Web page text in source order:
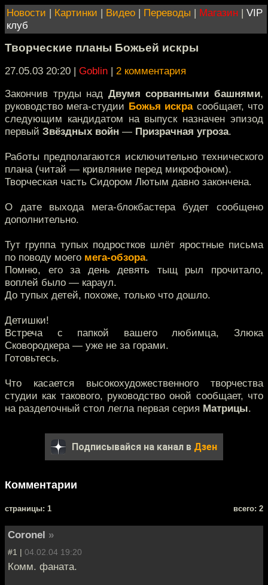
Новости | Картинки | Видео | Переводы | Магазин | VIP
клуб
Творческие планы Божьей искры
27.05.03 20:20 | Goblin | 2 комментария
Закончив труды над Двумя сорванными башнями,
руководство мега-студии Божья искрасообщает, что
следующим кандидатом на выпуск назначен эпизод
первый Звёздных войн — Призрачная угроза.
Работы предполагаются исключительно технического
плана (читай — кривляние перед микрофоном).
Творческая часть Сидором Лютым давно закончена.
О дате выхода мега-блокбастера будет сообщено
дополнительно.
Тут группа тупых подростков шлёт яростные письма
по поводу моего мега-обзора.
Помню, его за день девять тыщ рыл прочитало,
воплей было — караул.
До тупых детей, похоже, только что дошло.
Детишки!
Встреча с папкой вашего любимца, Злюка
Сковородкера — уже не за горами.
Готовьтесь.
Что касается высокохудожественного творчества
студии как такового, руководство оной сообщает, что
на разделочный стол легла первая серия Матрицы.
Подписывайся на канал в Дзен
Комментарии
cтраницы: 1 всего: 2
Coronel »
#1 | 04.02.04 19:20
Комм. фаната.